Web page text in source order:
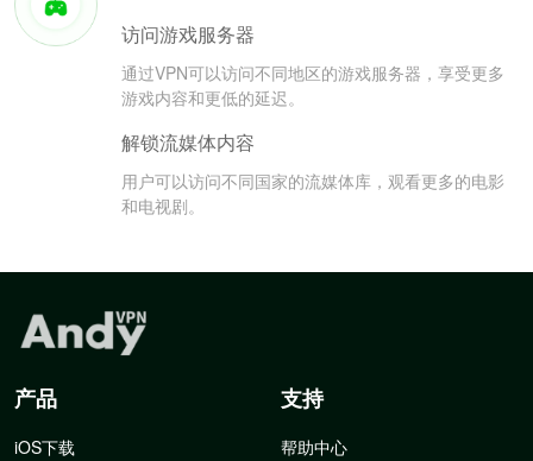
访问游戏服务器
通过VPN可以访问不同地区的游戏服务器，享受更多
游戏内容和更低的延迟。
解锁流媒体内容
用户可以访问不同国家的流媒体库，观看更多的电影
和电视剧。
产品
iOS下载
支持
帮助中心